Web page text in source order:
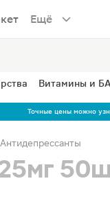
Ещё
Витамины и
Точные цены можно
Антидепрессанты